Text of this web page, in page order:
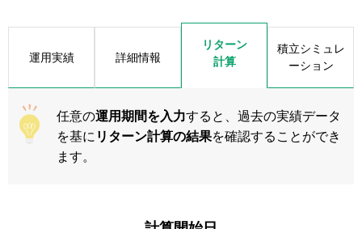
運用実績 詳細情報
リターン
計算
積立シミュレ
ーション
任意の運用期間を入力すると、過去の実績データ
を基に リターン計算の結果を確認することができ
ます。